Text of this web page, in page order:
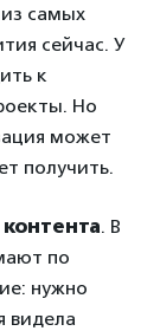
из самых
сейчас. У
к
Но
может
получить.
. В
по
нужно
видела